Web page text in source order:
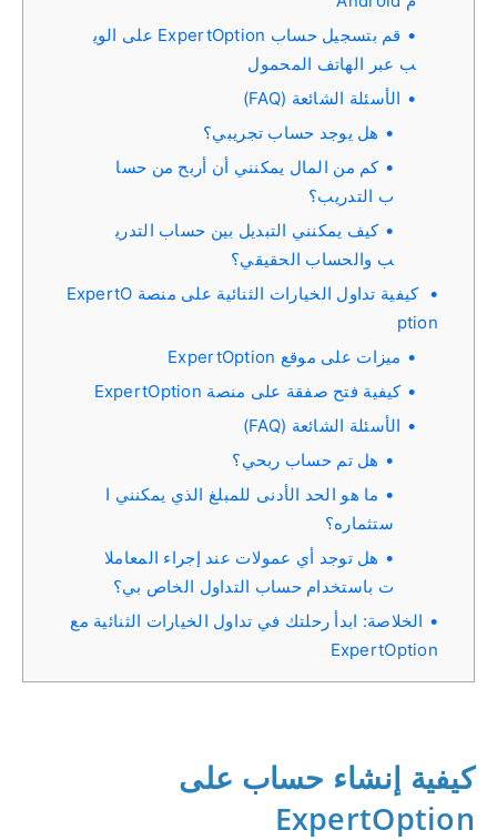
قم بتسجيل حساب ExpertOption على الوي
ب عبر الهاتف المحمول
الأسئلة الشائعة (FAQ)
هل يوجد حساب تجريبي؟
كم من المال يمكنني أن أربح من حسا
ب التدريب؟
كيف يمكنني التبديل بين حساب التدري
ب والحساب الحقيقي؟
كيفية تداول الخيارات الثنائية على منصة ExpertO
ption
ميزات على موقع ExpertOption
كيفية فتح صفقة على منصة ExpertOption
الأسئلة الشائعة (FAQ)
هل تم حساب ربحي؟
ما هو الحد الأدنى للمبلغ الذي يمكنني ا
ستثماره؟
هل توجد أي عمولات عند إجراء المعاملا
ت باستخدام حساب التداول الخاص بي؟
الخلاصة: ابدأ رحلتك في تداول الخيارات الثنائية مع
ExpertOption
كيفية إنشاء حساب على
ExpertOption